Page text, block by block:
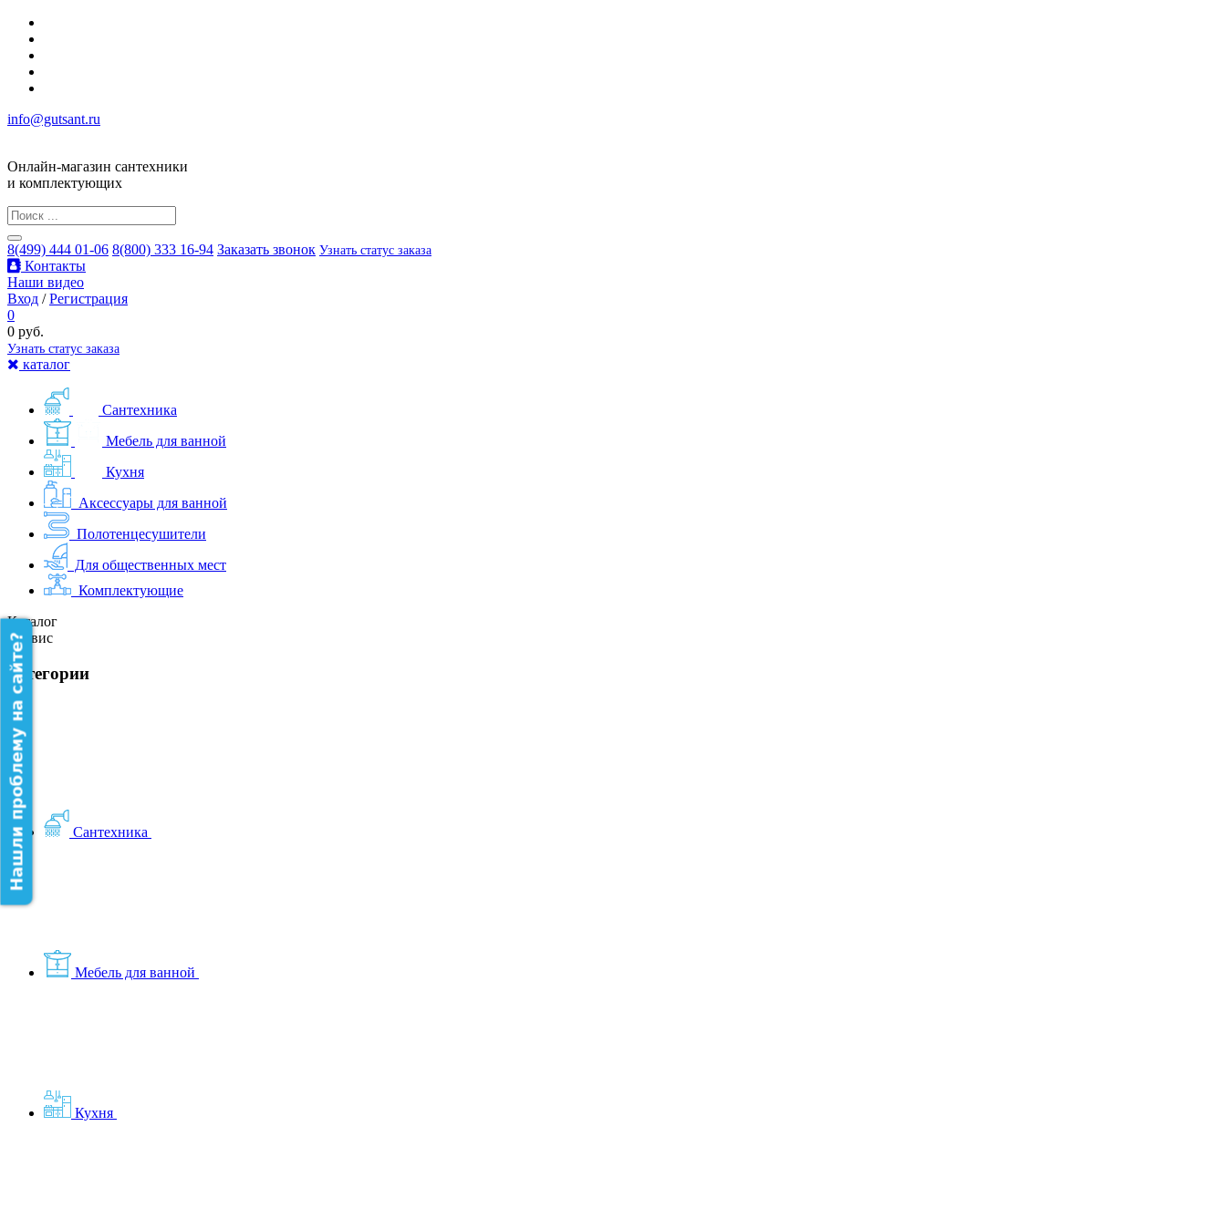
info@gutsant.ru
Онлайн-магазин сантехники
и комплектующих
8(499) 444 01-06 8(800) 333 16-94 Заказать звонок Узнать статус заказа
Контакты
Наши видео
Вход /Регистрация
0
0 руб.
Узнать статус заказа
каталог
Сантехника
Мебель для ванной
Кухня
Аксессуары для ванной
Полотенцесушители
Для общественных мест
Комплектующие
Каталог
Сервис
категории
Сантехника
Мебель для ванной
Кухня
Нашли проблему на сайте?